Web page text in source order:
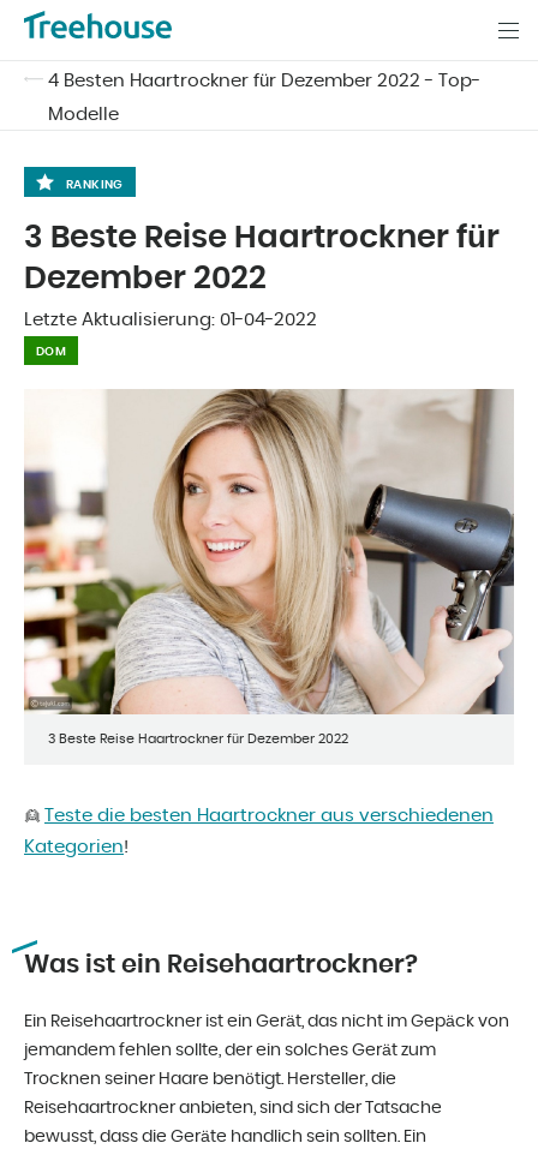
4 Besten Haartrockner für Dezember 2022 - Top-
Modelle
RANKING
Letzte Aktualisierung: 01-04-2022
DOM
3 Beste Reise Haartrockner für
Dezember 2022
3 Beste Reise Haartrockner für Dezember 2022
👱
Teste die besten Haartrockner aus verschiedenen
Kategorien!
Was ist ein Reisehaartrockner?
Ein Reisehaartrockner ist ein Gerät, das nicht im Gepäck von
jemandem fehlen sollte, der ein solches Gerät zum
Trocknen seiner Haare benötigt. Hersteller, die
Reisehaartrockner anbieten, sind sich der Tatsache
bewusst, dass die Geräte handlich sein sollten. Ein